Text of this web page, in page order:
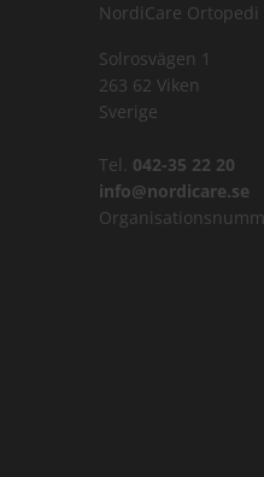
NordiCare Ortopedi
Solrosvägen 1
263 62 Viken
Sverige
Tel. 042-35 22 20
info@nordicare.se